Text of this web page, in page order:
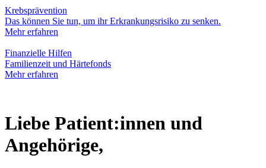
Krebsprävention
Das können Sie tun, um ihr Erkrankungsrisiko zu senken.
Mehr erfahren
Finanzielle Hilfen
Familienzeit und Härtefonds
Mehr erfahren
Liebe Patient:innen und
Angehörige,